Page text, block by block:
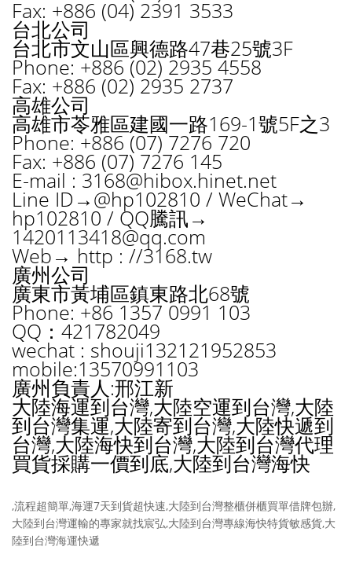
Fax: +886 (04) 2391 3533
台北公司
台北市文山區興德路47巷25號3F
Phone: +886 (02) 2935 4558
Fax: +886 (02) 2935 2737
高雄公司
高雄市苓雅區建國一路169-1號5F之3
Phone: +886 (07) 7276 720
Fax: +886 (07) 7276 145
E-mail : 3168@hibox.hinet.net
Line ID→@hp102810 / WeChat→
hp102810 / QQ騰訊→
1420113418@qq.com
Web→ http : //3168.tw
廣州公司
廣東市黃埔區鎮東路北68號
Phone: +86 1357 0991 103
QQ：421782049
wechat : shouji132121952853
mobile:13570991103
廣州負責人:邢江新
大陸海運到台灣,大陸空運到台灣,大陸
到台灣集運,大陸寄到台灣,大陸快遞到
台灣,大陸海快到台灣,大陸到台灣代理
買貨採購一價到底,大陸到台灣海快
,流程超簡單,海運7天到貨超快速,大陸到台灣整櫃併櫃買單借牌包辦,
大陸到台灣運輸的專家就找宸弘,大陸到台灣專線海快特貨敏感貨,大
陸到台灣海運快遞